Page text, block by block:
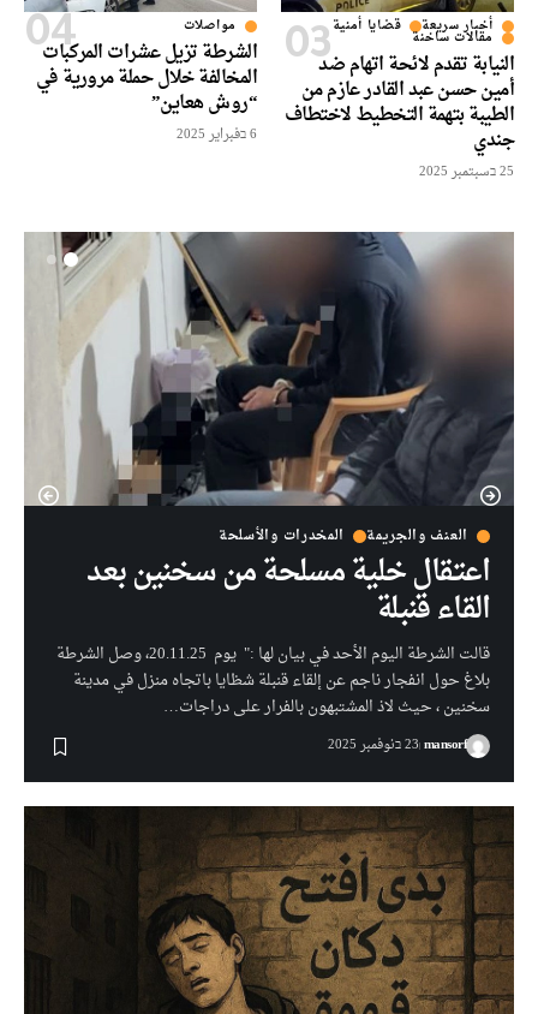
أخبار سريعة قضايا أمنية
مقالات ساخنة
النيابة تقدم لائحة اتهام ضد
أمين حسن عبد القادر عازم من
الطيبة بتهمة التخطيط لاختطاف
جندي
25 בسبتمبر 2025
مواصلات
الشرطة تزيل عشرات المركبات
المخالفة خلال حملة مرورية في
“روش هعاين”
العنف والجريمة المخدرات والأسلحة
اعتقال خلية مسلحة من سخنين بعد
القاء قنبلة
قالت الشرطة اليوم الأحد في بيان لها :" يوم 20.11.25، وصل الشرطة
بلاغ حول انفجار ناجم عن إلقاء قنبلة شظايا باتجاه منزل في مدينة
سخنين ، حيث لاذ المشتبهون بالفرار على دراجات…
mansorf23 בنوفمبر 2025